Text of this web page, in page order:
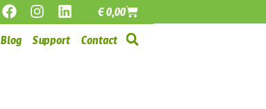
€ 0,00
Blog Support Contact